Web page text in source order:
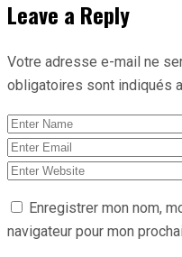
Leave a Reply
Votre adresse e-mail ne
obligatoires sont indiqués
Enregistrer mon nom,
navigateur pour mon